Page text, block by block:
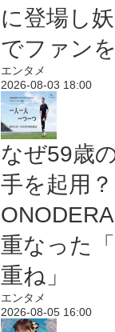
に登場し
でファン
エンタメ
2026-08-03 18:00
なぜ59歳
手を起用
重なった
重ね」
エンタメ
2026-08-05 16:00